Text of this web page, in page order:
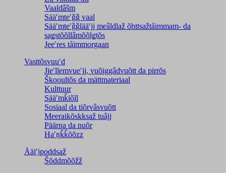
Vaaldâšm
Sääʹmteʹǧǧ vaal
Sääʹmteʹǧǧlääʹjj meâldlaž õhttsažtåimmam- da
saǥstõõllâmõõlǥtõs
Jeeʹres tåimmorgaan
Vasttõsvuuʹd
Jieʹllemvueʹjj, vuõiggâdvuõtt da pirrõs
Škooultõs da mättmateriaal
Kulttuur
Sääʹmǩiõll
Sosiaal da tiõrvâsvuõtt
Meeraikõskksaž tuâjj
Päärna da nuõr
Haʹŋǩǩõõzz
Ääiʹjpoddsaž
Šõddmõõžž